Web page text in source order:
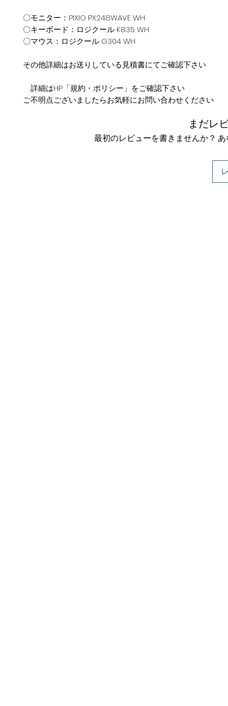
〇モニター：PIXIO PX248WAVE WH
〇キーボード：ロジクール K835 WH
〇マウス：ロジクール G304 WH
その他詳細はお送りしている見積書にてご確認下さい
詳細はHP「規約・ポリシー」をご確認下さい
ご不明点ございましたらお気軽にお問い合わせください
まだレ
最初のレビューを書きませんか？